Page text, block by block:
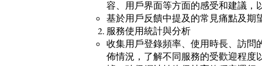
容、用戶界面等方面的感受和建議，
基於用戶反饋中提及的常見痛點及期
服務使用統計與分析
收集用戶登錄頻率、使用時長、訪問
佈情況，了解不同服務的受歡迎程度